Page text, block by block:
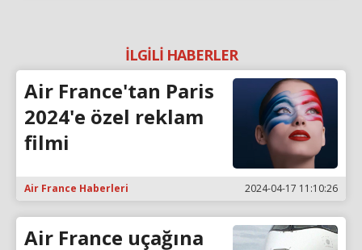
İLGİLİ HABERLER
Air France'tan Paris
2024'e özel reklam
filmi
Air France Haberleri 2024-04-17 11:10:26
Air France uçağına